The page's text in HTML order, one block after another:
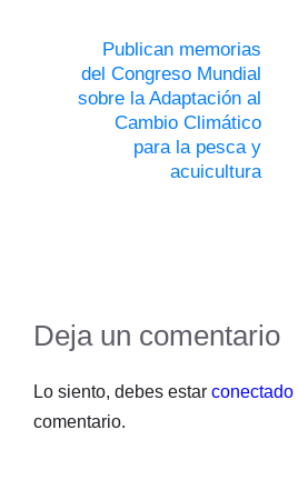
Publican memorias
del Congreso Mundial
sobre la Adaptación al
Cambio Climático
para la pesca y
acuicultura
Deja un comentario
Lo siento, debes estar conectado
comentario.